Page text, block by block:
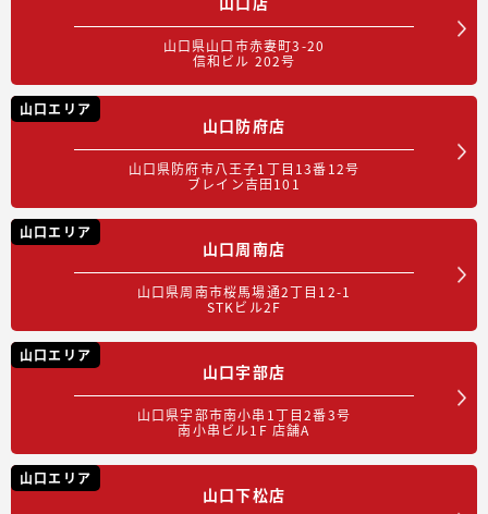
山口県山口市赤妻町3-20
信和ビル 202号
山口エリア
山口防府店
山口県防府市八王子1丁目13番12号
ブレイン吉田101
山口エリア
山口周南店
山口県周南市桜馬場通2丁目12-1
STKビル2F
山口エリア
山口宇部店
山口県宇部市南小串1丁目2番3号
南小串ビル1F 店舗A
山口エリア
山口下松店